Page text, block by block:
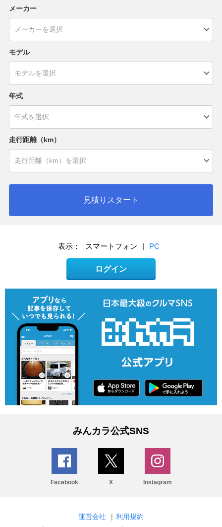
メーカー
モデル
年式
走行距離（km）
見積りスタート
表示： スマートフォン | PC
ログイン
みんカラ公式SNS
Facebook X Instagram
運営会社 | 利用規約